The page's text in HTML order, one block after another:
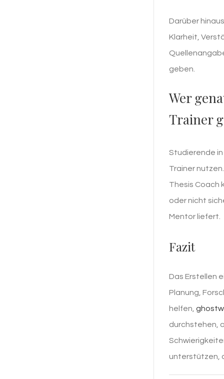
Darüber
Klarheit,
geben.
Wer
Trainer
Studierende
Trainer
Thesis Coach
oder nicht
Mentor liefert.
Fazit
Das Erstellen
Planung,
helfen,
durchstehen,
unterstützen,